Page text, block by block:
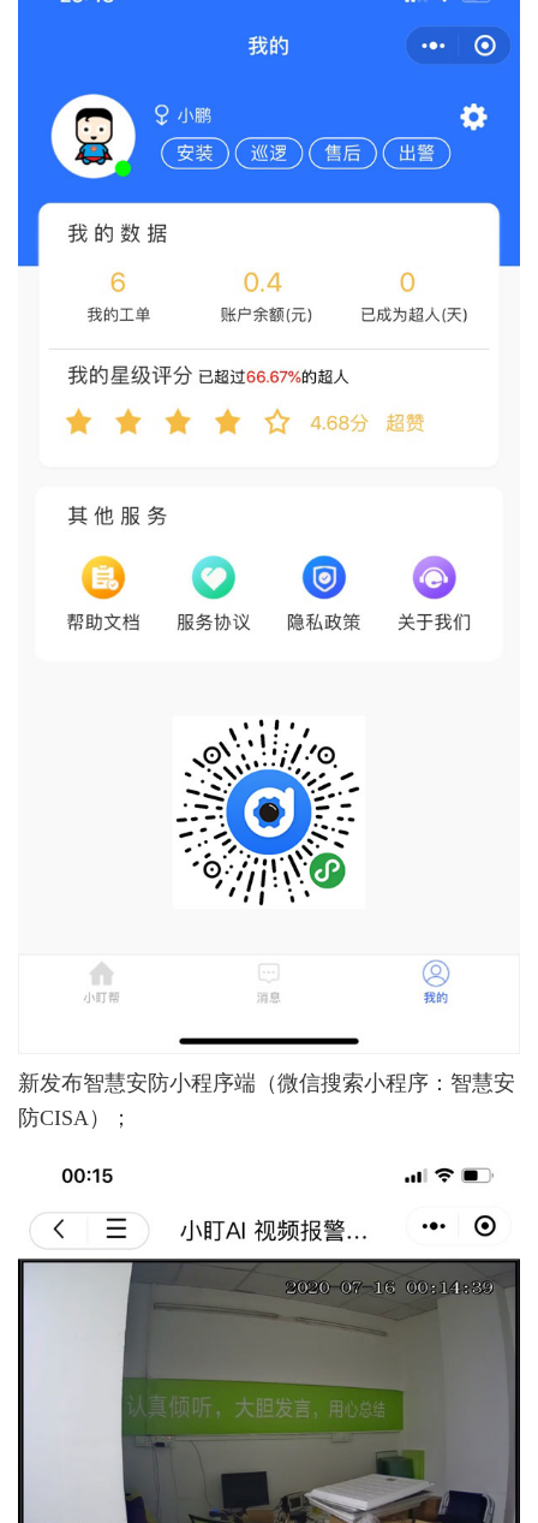
新发布智慧安防小程序端（微信搜索小程序：智慧安
防CISA）；